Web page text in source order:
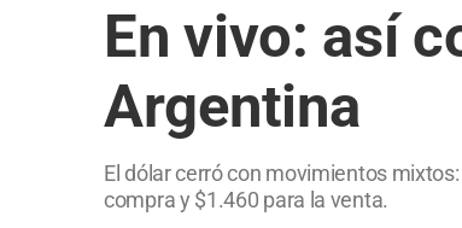
En vivo: así
Argentina
El dólar cerró con movimientos
compra y $1.460 para la venta.